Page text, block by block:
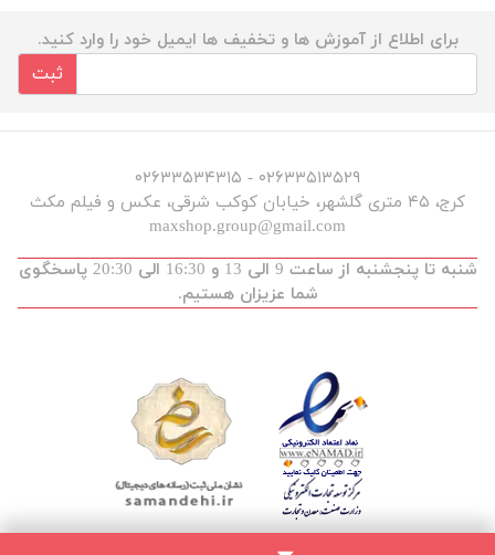
برای اطلاع از آموزش ها و تخفیف ها ایمیل خود را وارد کنید.
ثبت
۰۲۶۳۳۵۱۳۵۲۹ - ۰۲۶۳۳۵۳۴۳۱۵
کرج، ۴۵ متری گلشهر، خیابان کوکب شرقی، عکس و فیلم مکث
maxshop.group@gmail.com
شنبه تا پنجشنبه از ساعت 9 الی 13 و 16:30 الی 20:30 پاسخگوی
شما عزیزان هستیم.